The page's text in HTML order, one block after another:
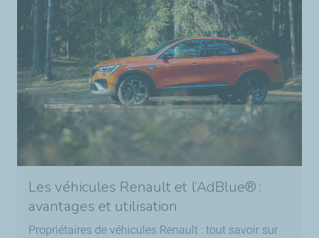
Les véhicules Renault et l’AdBlue® :
avantages et utilisation
Propriétaires de véhicules Renault : tout savoir sur